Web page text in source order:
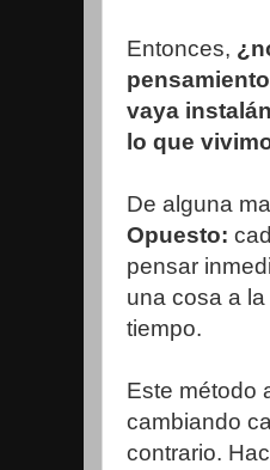
Entonces,
vaya
lo que
De alguna
Opuesto:
pensar
una cosa a
tiempo.
Este método
cambiando
contrario.